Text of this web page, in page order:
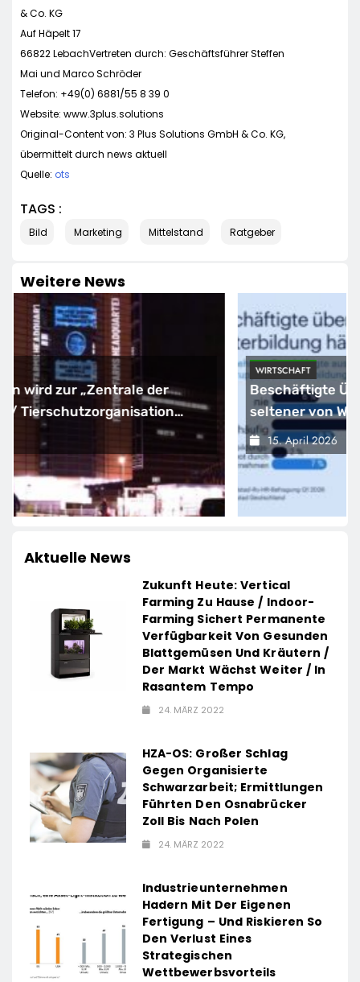
& Co. KG
Auf Häpelt 17
66822 LebachVertreten durch: Geschäftsführer Steffen
Mai und Marco Schröder
Telefon: +49(0) 6881/55 8 39 0
Website: www.3plus.solutions
Original-Content von: 3 Plus Solutions GmbH & Co. KG,
übermittelt durch news aktuell
Quelle: ots
TAGS :
Bild Marketing Mittelstand Ratgeber
Weitere News
WIRTSCHAFT
Beschäftigte Ü50 profitieren deutlich
seltener von Weiterbildung
Aktuelle News
Zukunft Heute: Vertical
Farming Zu Hause / Indoor-
Farming Sichert Permanente
Verfügbarkeit Von Gesunden
Blattgemüsen Und Kräutern /
Der Markt Wächst Weiter / In
Rasantem Tempo
24. MÄRZ 2022
HZA-OS: Großer Schlag
Gegen Organisierte
Schwarzarbeit; Ermittlungen
Führten Den Osnabrücker
Zoll Bis Nach Polen
24. MÄRZ 2022
Industrieunternehmen
Hadern Mit Der Eigenen
Fertigung – Und Riskieren So
Den Verlust Eines
Strategischen
Wettbewerbsvorteils